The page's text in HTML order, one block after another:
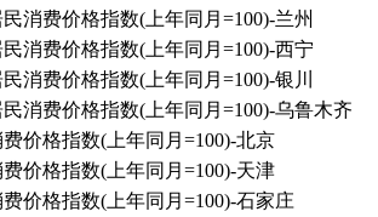
消费价格指数(上年同月=100)-兰州
消费价格指数(上年同月=100)-西宁
消费价格指数(上年同月=100)-银川
消费价格指数(上年同月=100)-乌鲁木齐
价格指数(上年同月=100)-北京
价格指数(上年同月=100)-天津
价格指数(上年同月=100)-石家庄